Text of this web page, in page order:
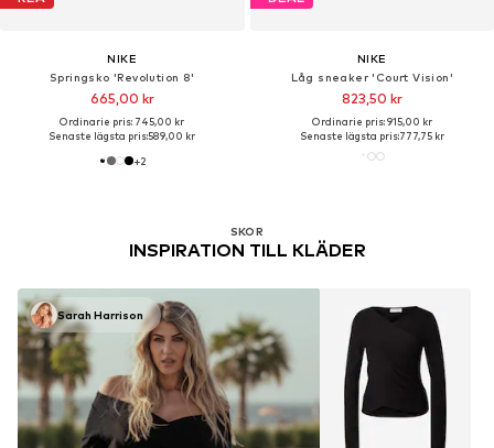
NIKE
Springsko 'Revolution 8'
665,00 kr
Ordinarie pris: 745,00 kr
Senaste lägsta pris:589,00 kr
+2
NIKE
Låg sneaker 'Court Vision'
823,50 kr
Ordinarie pris: 915,00 kr
Senaste lägsta pris:777,75 kr
SKOR
INSPIRATION TILL KLÄDER
Sarah Harrison